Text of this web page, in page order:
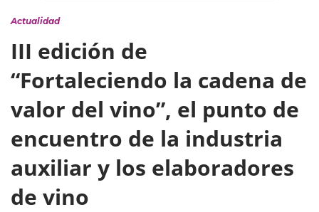
Actualidad
III edición de
“Fortaleciendo la cadena de
valor del vino”, el punto de
encuentro de la industria
auxiliar y los elaboradores
de vino